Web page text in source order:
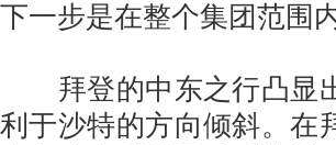
下一步是在整个集团范围
拜登的中东之行凸显
利于沙特的方向倾斜。在